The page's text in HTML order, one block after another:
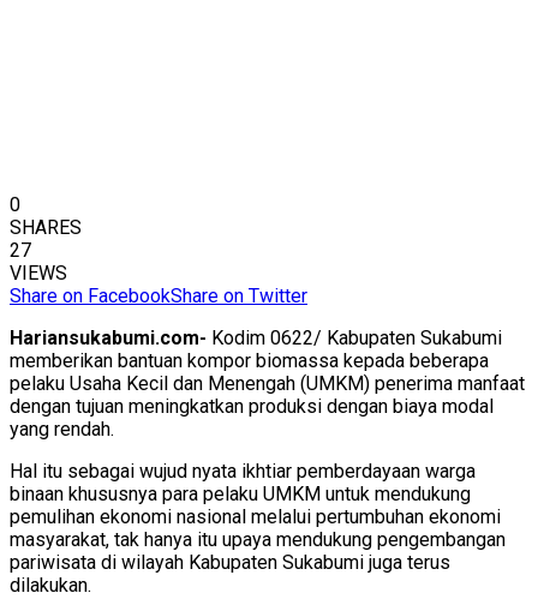
0
SHARES
27
VIEWS
Share on FacebookShare on Twitter
Hariansukabumi.com- Kodim 0622/ Kabupaten Sukabumi
memberikan bantuan kompor biomassa kepada beberapa
pelaku Usaha Kecil dan Menengah (UMKM) penerima manfaat
dengan tujuan meningkatkan produksi dengan biaya modal
yang rendah.
Hal itu sebagai wujud nyata ikhtiar pemberdayaan warga
binaan khususnya para pelaku UMKM untuk mendukung
pemulihan ekonomi nasional melalui pertumbuhan ekonomi
masyarakat, tak hanya itu upaya mendukung pengembangan
pariwisata di wilayah Kabupaten Sukabumi juga terus
dilakukan.